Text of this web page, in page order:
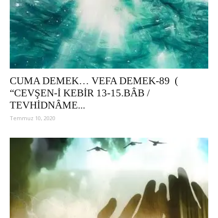
CUMA DEMEK… VEFA DEMEK-89 (
“CEVŞEN-İ KEBİR 13-15.BÂB /
TEVHİDNÂME...
Temmuz 10, 2020